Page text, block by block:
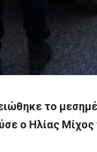
το
ο Ηλίας